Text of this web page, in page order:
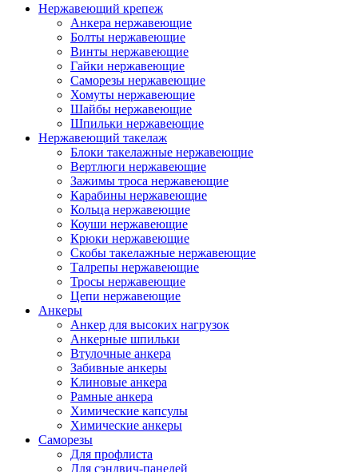
Нержавеющий крепеж
Анкера нержавеющие
Болты нержавеющие
Винты нержавеющие
Гайки нержавеющие
Саморезы нержавеющие
Хомуты нержавеющие
Шайбы нержавеющие
Шпильки нержавеющие
Нержавеющий такелаж
Блоки такелажные нержавеющие
Вертлюги нержавеющие
Зажимы троса нержавеющие
Карабины нержавеющие
Кольца нержавеющие
Коуши нержавеющие
Крюки нержавеющие
Скобы такелажные нержавеющие
Талрепы нержавеющие
Тросы нержавеющие
Цепи нержавеющие
Анкеры
Анкер для высоких нагрузок
Анкерные шпильки
Втулочные анкера
Забивные анкеры
Клиновые анкера
Рамные анкера
Химические капсулы
Химические анкеры
Саморезы
Для профлиста
Для сэндвич-панелей